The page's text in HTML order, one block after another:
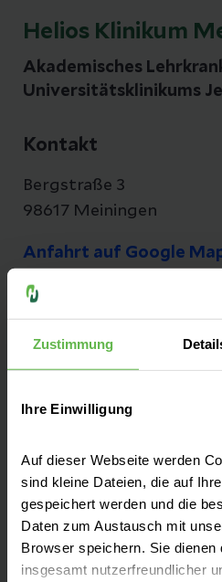
Zustimmung
Ihre Einwilligung
Auf dieser Webseite werden
sind kleine Dateien, die auf
gespeichert werden und die
Daten zum Austausch mit
Browser speichern. Sie
insgesamt nutzerfreundlicher
Helios Klinikum
Akademisches
Universitätsklinikums
Kontakt
Bergstraße 3
98617 Meiningen
Anfahrt auf Google
Tel:
Patienten aus
Dreißigacker. Das Helios
ist ein Akutkrankenhaus
überregionaler
Akademisches